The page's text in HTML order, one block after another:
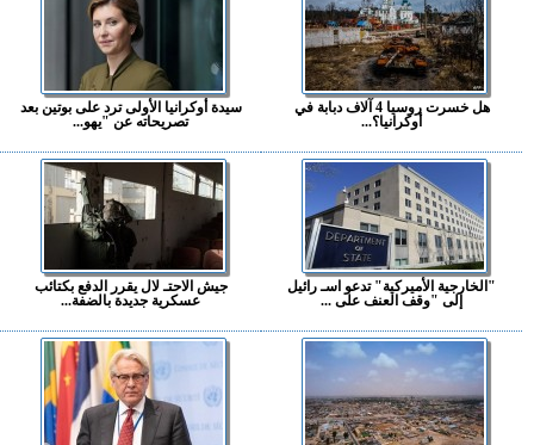
هل خسرت روسيا 4 آلاف دبابة في
أوكرانيا؟...
سيدة أوكرانيا الأولى ترد على بوتين بعد
تصريحاته عن "يهو...
"الخارجية الأميركية" تدعو اسـ رائيل
إلى "وقف العنف على ...
جيش الاحتـ لال يقرر الدفع بكتائب
عسكرية جديدة بالضفة...